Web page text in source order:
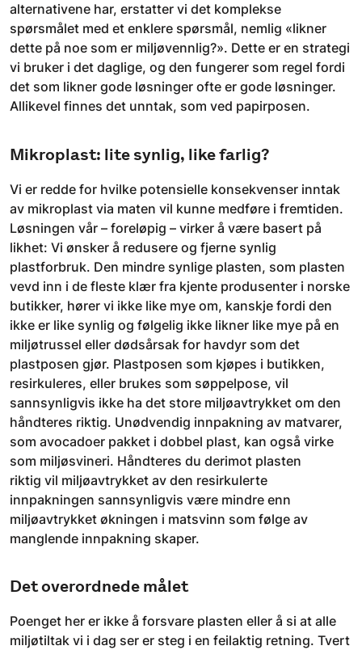
alternativene har, erstatter vi det komplekse
spørsmålet med et enklere spørsmål, nemlig «likner
dette på noe som er miljøvennlig?». Dette er en strategi
vi bruker i det daglige, og den fungerer som regel fordi
det som likner gode løsninger ofte er gode løsninger.
Allikevel finnes det unntak, som ved papirposen.
Mikroplast: lite synlig, like farlig?
Vi er redde for hvilke potensielle konsekvenser inntak
av mikroplast via maten vil kunne medføre i fremtiden.
Løsningen vår – foreløpig – virker å være basert på
likhet: Vi ønsker å redusere og fjerne synlig
plastforbruk. Den mindre synlige plasten, som plasten
vevd inn i de fleste klær fra kjente produsenter i norske
butikker, hører vi ikke like mye om, kanskje fordi den
ikke er like synlig og følgelig ikke likner like mye på en
miljøtrussel eller dødsårsak for havdyr som det
plastposen gjør. Plastposen som kjøpes i butikken,
resirkuleres, eller brukes som søppelpose, vil
sannsynligvis ikke ha det store miljøavtrykket om den
håndteres riktig. Unødvendig innpakning av matvarer,
som avocadoer pakket i dobbel plast, kan også virke
som miljøsvineri. Håndteres du derimot plasten
riktig vil miljøavtrykket av den resirkulerte
innpakningen sannsynligvis være mindre enn
miljøavtrykket økningen i matsvinn som følge av
manglende innpakning skaper.
Det overordnede målet
Poenget her er ikke å forsvare plasten eller å si at alle
miljøtiltak vi i dag ser er steg i en feilaktig retning. Tvert